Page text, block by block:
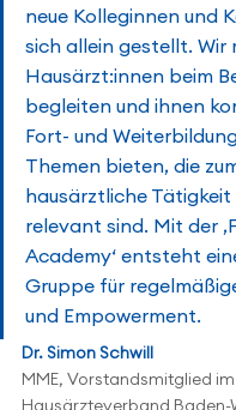
neue Kolleginnen und
sich allein gestellt. Wir
Hausärzt:innen beim
begleiten und ihnen
Fort- und
Themen bieten, die
hausärztliche
relevant sind. Mit der
Academy‘ entsteht
Gruppe für
und Empowerment.
Dr. Simon Schwill
MME, Vorstandsmitglied im
Hausärzteverband